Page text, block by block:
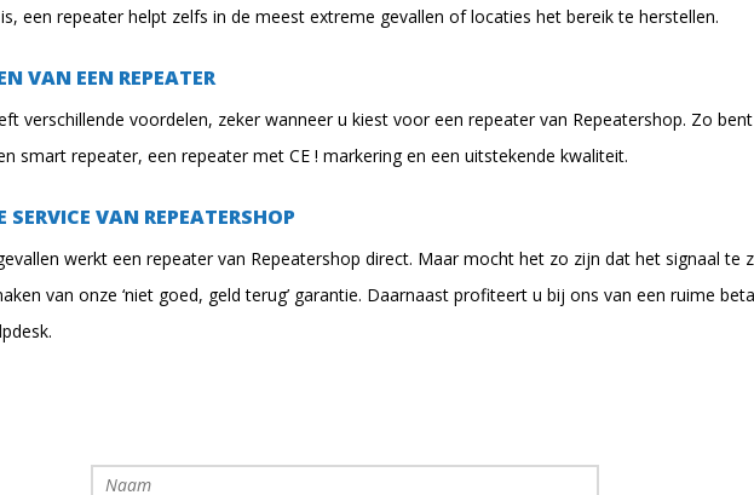
een repeater helpt zelfs in de meest extreme gevallen of locaties het bereik te herstellen.
VAN EEN REPEATER
verschillende voordelen, zeker wanneer u kiest voor een repeater van Repeatershop. Zo
smart repeater, een repeater met CE ! markering en een uitstekende kwaliteit.
SERVICE VAN REPEATERSHOP
werkt een repeater van Repeatershop direct. Maar mocht het zo zijn dat het signaal te
van onze ‘niet goed, geld terug’ garantie. Daarnaast profiteert u bij ons van een ruime